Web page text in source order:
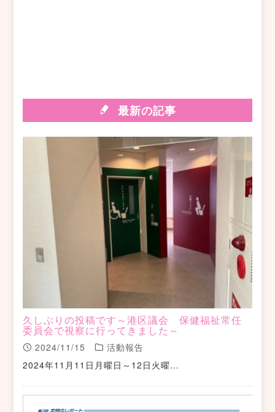
最新の記事
久しぶりの投稿です～港区議会 保健福祉常任
委員会で視察に行ってきました～
2024/11/15
活動報告
2024年11月11日月曜日～12日火曜…